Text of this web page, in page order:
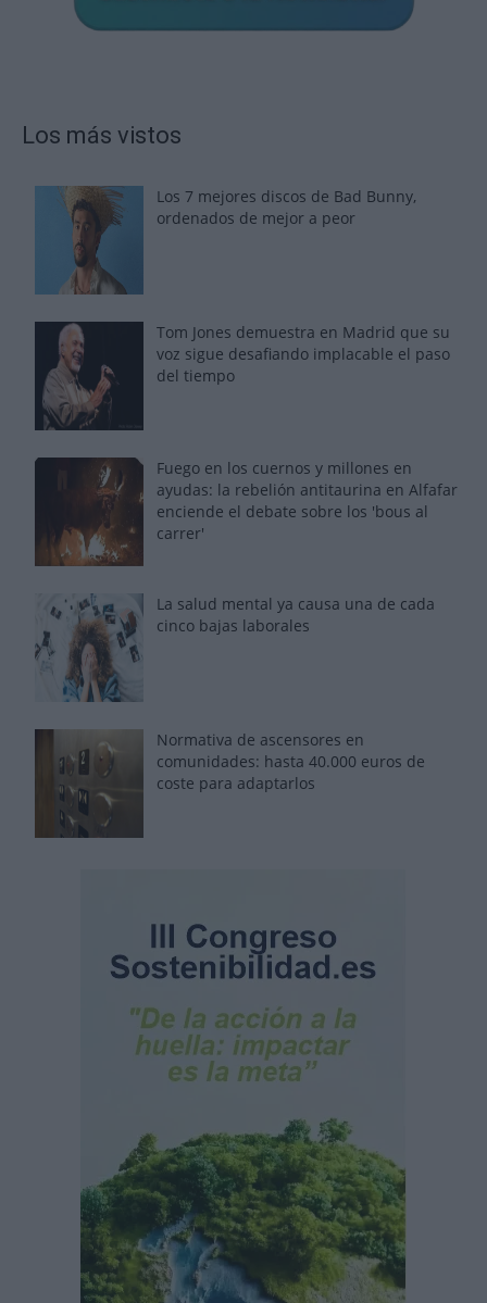
Los más vistos
Los 7 mejores discos de Bad Bunny,
ordenados de mejor a peor
Tom Jones demuestra en Madrid que su
voz sigue desafiando implacable el paso
del tiempo
Fuego en los cuernos y millones en
ayudas: la rebelión antitaurina en Alfafar
enciende el debate sobre los 'bous al
carrer'
La salud mental ya causa una de cada
cinco bajas laborales
Normativa de ascensores en
comunidades: hasta 40.000 euros de
coste para adaptarlos